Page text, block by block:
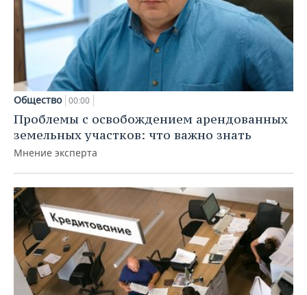
Общество 00:00
Проблемы с освобождением арендованных
земельных участков: что важно знать
Мнение эксперта